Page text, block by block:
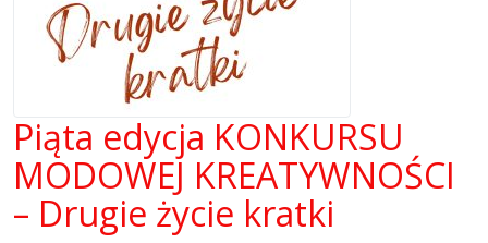
Piąta edycja KONKURSU
MODOWEJ KREATYWNOŚCI
– Drugie życie kratki